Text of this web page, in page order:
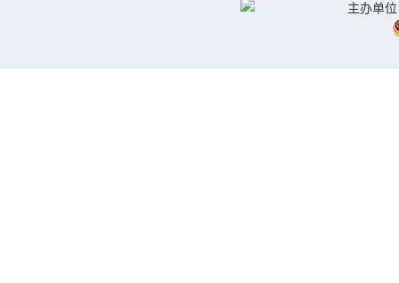
主办单